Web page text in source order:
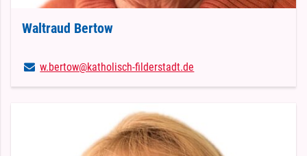
Waltraud Bertow
w.​bertow@​katholisch-filderstadt.​de